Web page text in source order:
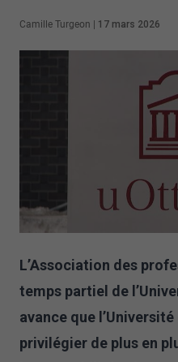
Camille Turgeon 17 mars 2026
L’Association des
temps partiel de
avance que
privilégier de plus en